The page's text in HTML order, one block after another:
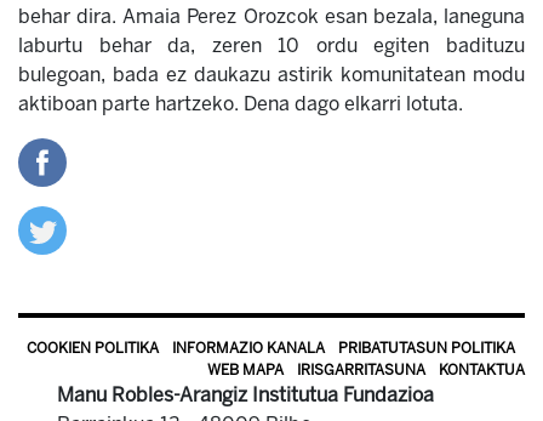
behar dira. Amaia Perez Orozcok esan bezala, laneguna
laburtu behar da, zeren 10 ordu egiten badituzu
bulegoan, bada ez daukazu astirik komunitatean modu
aktiboan parte hartzeko. Dena dago elkarri lotuta.
COOKIEN POLITIKA INFORMAZIO KANALA
PRIBATUTASUN POLITIKA
WEB MAPA
IRISGARRITASUNA KONTAKTUA
Manu Robles-Arangiz Institutua Fundazioa